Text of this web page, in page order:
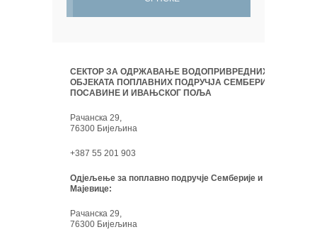
СЕКТОР ЗА ОДРЖАВАЊЕ ВОДОПРИВРЕДНИХ
ОБЈЕКАТА ПОПЛАВНИХ ПОДРУЧЈА СЕМБЕРИЈЕ,
ПОСАВИНЕ И ИВАЊСКОГ ПОЉА
Рачанска 29,
76300 Бијељина
+387 55 201 903
Одјељење за поплавно подручје Семберије и
Мајевице:
Рачанска 29,
76300 Бијељина